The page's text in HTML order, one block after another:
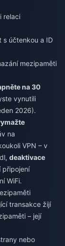
relaci
s účtenkou a ID
mezipaměti
na 30
vynutili
2026).
na
VPN – v
deaktivace
připojení
WiFi.
transakce žijí
– její
nebo